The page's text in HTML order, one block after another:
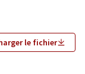
le fichier